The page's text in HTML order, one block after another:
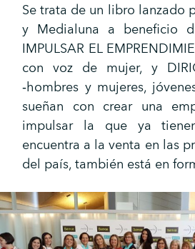
Se trata de un libro lanzado
y Medialuna a beneficio
IMPULSAR EL
con voz de mujer, y
‐hombres y mujeres,
sueñan con crear una
impulsar la que ya
encuentra a la venta en las
del país, también está en